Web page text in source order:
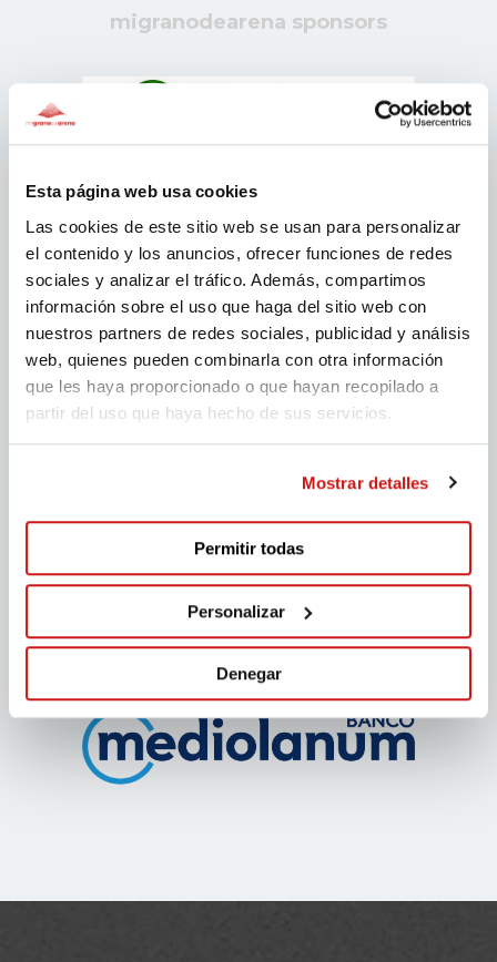
Esta página web usa cookies
Las cookies de este sitio web se usan para personalizar
el contenido y los anuncios, ofrecer funciones de redes
sociales y analizar el tráfico. Además, compartimos
información sobre el uso que haga del sitio web con
nuestros partners de redes sociales, publicidad y análisis
web, quienes pueden combinarla con otra información
que les haya proporcionado o que hayan recopilado a
partir del uso que haya hecho de sus servicios.
Mostrar detalles
Permitir todas
Personalizar
Denegar
migranodearena sponsors